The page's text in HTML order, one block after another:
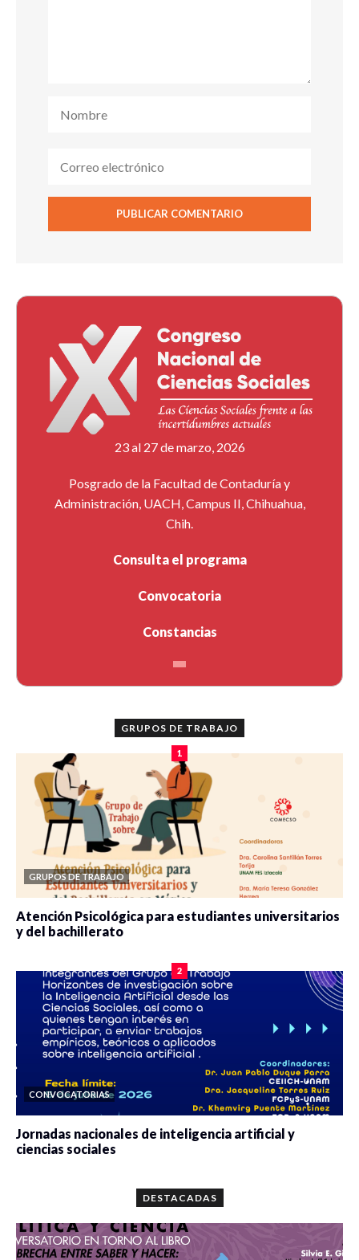
23 al 27 de marzo, 2026
Posgrado de la Facultad de Contaduría y
Administración, UACH, Campus II, Chihuahua,
Chih.
Consulta el programa
Convocatoria
Constancias
GRUPOS DE TRABAJO
1
GRUPOS DE TRABAJO
Atención Psicológica para estudiantes universitarios
y del bachillerato
2
CONVOCATORIAS
Jornadas nacionales de inteligencia artificial y
ciencias sociales
DESTACADAS